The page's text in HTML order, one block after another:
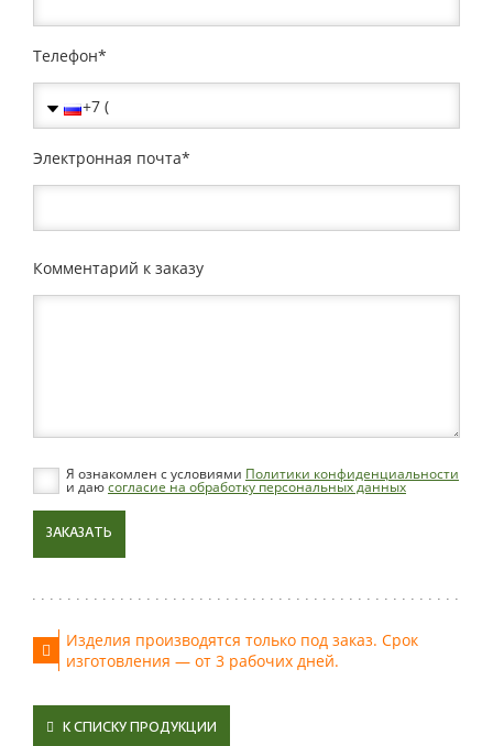
Телефон
Электронная почта
Комментарий к заказу
Я ознакомлен с условиями Политики конфиденциальности
и даюсогласие на обработку персональных данных
ЗАКАЗАТЬ
Изделия производятся только под заказ. Срок
изготовления — от 3 рабочих дней.
К СПИСКУ ПРОДУКЦИИ